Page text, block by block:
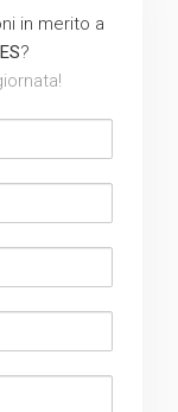
in merito a
?